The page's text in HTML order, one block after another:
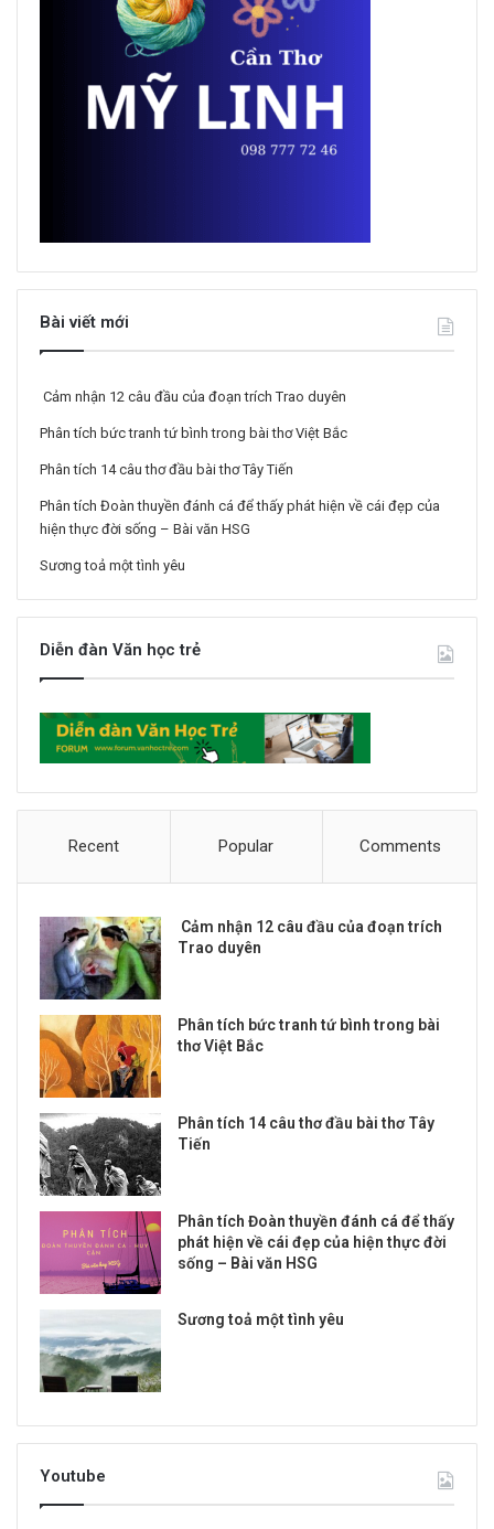
Bài viết mới
Cảm nhận 12 câu đầu của đoạn trích Trao duyên
Phân tích bức tranh tứ bình trong bài thơ Việt Bắc
Phân tích 14 câu thơ đầu bài thơ Tây Tiến
Phân tích Đoàn thuyền đánh cá để thấy phát hiện về cái đẹp của
hiện thực đời sống – Bài văn HSG
Sương toả một tình yêu
Diễn đàn Văn học trẻ
Recent Popular Comments
Cảm nhận 12 câu đầu của đoạn trích
Trao duyên
Phân tích bức tranh tứ bình trong bài
thơ Việt Bắc
Phân tích 14 câu thơ đầu bài thơ Tây
Tiến
Phân tích Đoàn thuyền đánh cá để thấy
phát hiện về cái đẹp của hiện thực đời
sống – Bài văn HSG
Sương toả một tình yêu
Youtube